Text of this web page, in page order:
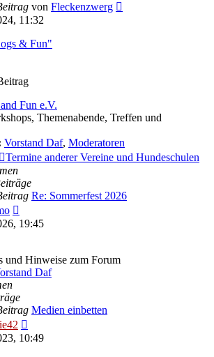
von Fleckenzwerg
11:32
& Fun"
Fun e.V.
Themenabende, Treffen und
Vorstand Daf, Moderatoren
Termine anderer Vereine und Hundeschulen
Re: Sommerfest 2026
Beitrag
19:45
und Hinweise zum Forum
Daf
Medien einbetten
Beitrag
10:49